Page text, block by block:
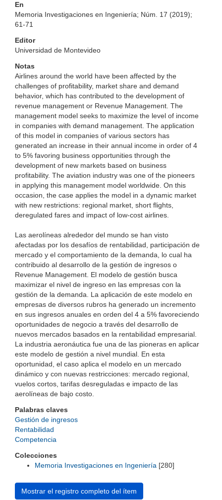
En
Memoria Investigaciones en Ingeniería; Núm. 17 (2019);
61-71
Editor
Universidad de Montevideo
Notas
Airlines around the world have been affected by the
challenges of profitability, market share and demand
behavior, which has contributed to the development of
revenue management or Revenue Management. The
management model seeks to maximize the level of income
in companies with demand management. The application
of this model in companies of various sectors has
generated an increase in their annual income in order of 4
to 5% favoring business opportunities through the
development of new markets based on business
profitability. The aviation industry was one of the pioneers
in applying this management model worldwide. On this
occasion, the case applies the model in a dynamic market
with new restrictions: regional market, short flights,
deregulated fares and impact of low-cost airlines.
Las aerolíneas alrededor del mundo se han visto
afectadas por los desafíos de rentabilidad, participación de
mercado y el comportamiento de la demanda, lo cual ha
contribuido al desarrollo de la gestión de ingresos o
Revenue Management. El modelo de gestión busca
maximizar el nivel de ingreso en las empresas con la
gestión de la demanda. La aplicación de este modelo en
empresas de diversos rubros ha generado un incremento
en sus ingresos anuales en orden del 4 a 5% favoreciendo
oportunidades de negocio a través del desarrollo de
nuevos mercados basados en la rentabilidad empresarial.
La industria aeronáutica fue una de las pioneras en aplicar
este modelo de gestión a nivel mundial. En esta
oportunidad, el caso aplica el modelo en un mercado
dinámico y con nuevas restricciones: mercado regional,
vuelos cortos, tarifas desreguladas e impacto de las
aerolíneas de bajo costo.
Palabras claves
Gestión de ingresos
Rentabilidad
Competencia
Colecciones
Memoria Investigaciones en Ingeniería [280]
Mostrar el registro completo del ítem